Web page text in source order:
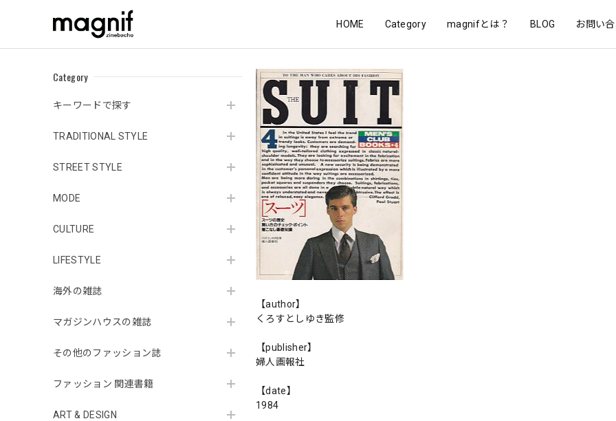
HOME Category magnifとは？ BLOG お問い
Category
キーワードで探す
TRADITIONAL STYLE
STREET STYLE
MODE
CULTURE
LIFESTYLE
海外の雑誌
マガジンハウスの雑誌
その他のファッション誌
ファッション 関連書籍
ART & DESIGN
【author】
くろすとしゆき監修
【publisher】
婦人画報社
【date】
1984